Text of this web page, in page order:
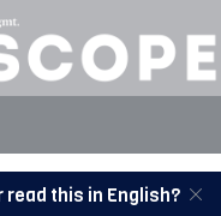
read this in English?